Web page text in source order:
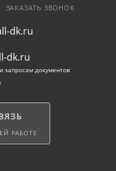
ЗАКАЗАТЬ ЗВОНОК
dk.ru
dk.ru
запросам документов
РАБОТЕ